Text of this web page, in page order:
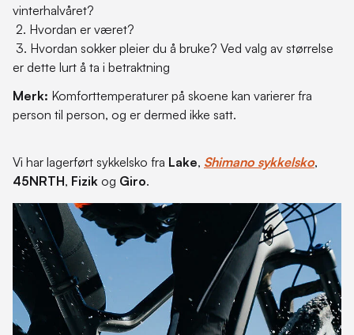
vinterhalvåret?
2. Hvordan er været?
3. Hvordan sokker pleier du å bruke? Ved valg av størrelse
er dette lurt å ta i betraktning
Merk: Komforttemperaturer på skoene kan varierer fra
person til person, og er dermed ikke satt.
Vi har lagerført sykkelsko fra Lake, Shimano sykkelsko,
45NRTH, Fizik og Giro.